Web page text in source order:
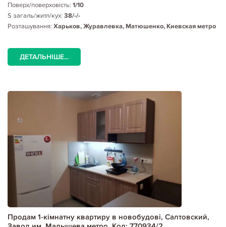
Поверх/поверховість: 1/10
S загаль/житл/кух: 38/-/-
Розташування: Харьков, Журавлевка, Матюшенко, Киевская метро
ДЕТАЛЬНІШЕ...
Продам 1-кімнатну квартиру в новобудові, Салтовский,